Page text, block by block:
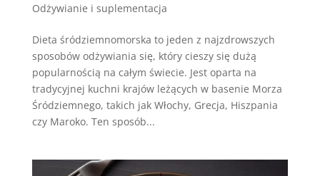
Odżywianie i suplementacja
Dieta śródziemnomorska to jeden z najzdrowszych
sposobów odżywiania się, który cieszy się dużą
popularnością na całym świecie. Jest oparta na
tradycyjnej kuchni krajów leżących w basenie Morza
Śródziemnego, takich jak Włochy, Grecja, Hiszpania
czy Maroko. Ten sposób...